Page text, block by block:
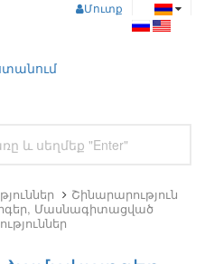
Մուտք
Շինարարություն
Մասնագիտացված